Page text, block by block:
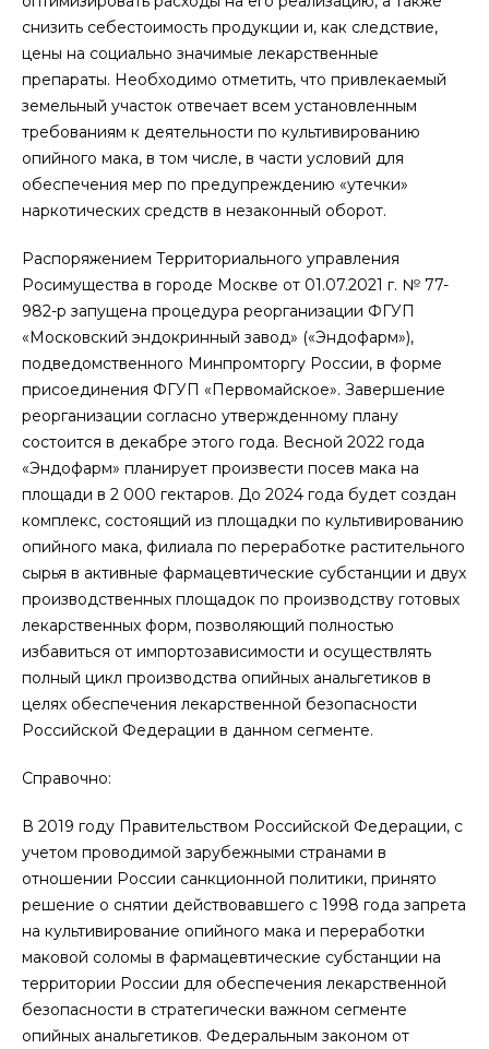
снизить себестоимость продукции и, как следствие,
цены на социально значимые лекарственные
препараты. Необходимо отметить, что привлекаемый
земельный участок отвечает всем установленным
требованиям к деятельности по культивированию
опийного мака, в том числе, в части условий для
обеспечения мер по предупреждению «утечки»
наркотических средств в незаконный оборот.
Распоряжением Территориального управления
Росимущества в городе Москве от 01.07.2021 г. № 77-
982-р запущена процедура реорганизации ФГУП
«Московский эндокринный завод» («Эндофарм»),
подведомственного Минпромторгу России, в форме
присоединения ФГУП «Первомайское». Завершение
реорганизации согласно утвержденному плану
состоится в декабре этого года. Весной 2022 года
«Эндофарм» планирует произвести посев мака на
площади в 2 000 гектаров. До 2024 года будет создан
комплекс, состоящий из площадки по культивированию
опийного мака, филиала по переработке растительного
сырья в активные фармацевтические субстанции и двух
производственных площадок по производству готовых
лекарственных форм, позволяющий полностью
избавиться от импортозависимости и осуществлять
полный цикл производства опийных анальгетиков в
целях обеспечения лекарственной безопасности
Российской Федерации в данном сегменте.
Справочно:
В 2019 году Правительством Российской Федерации, с
учетом проводимой зарубежными странами в
отношении России санкционной политики, принято
решение о снятии действовавшего с 1998 года запрета
на культивирование опийного мака и переработки
маковой соломы в фармацевтические субстанции на
территории России для обеспечения лекарственной
безопасности в стратегически важном сегменте
опийных анальгетиков. Федеральным законом от